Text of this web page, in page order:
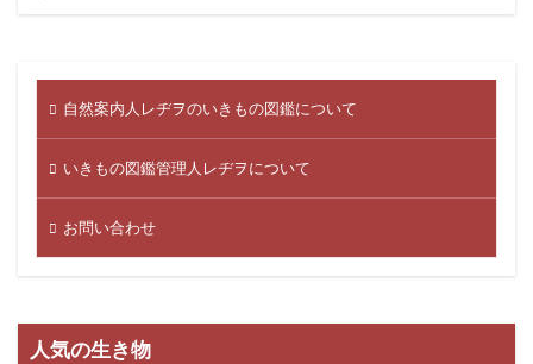
自然案内人レヂヲのいきもの図鑑について
いきもの図鑑管理人レヂヲについて
お問い合わせ
人気の生き物